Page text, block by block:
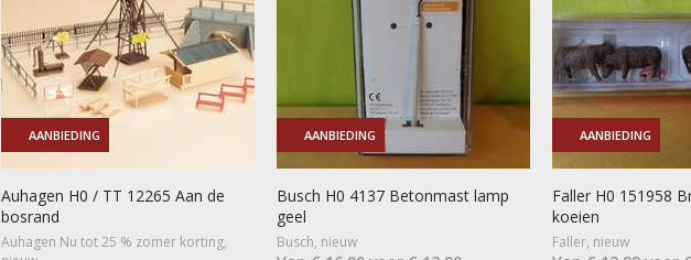
AANBIEDING
Auhagen H0 / TT 12265 Aan de
bosrand
Auhagen Nu tot 25 % zomer korting,
AANBIEDING
Busch H0 4137 Betonmast lamp
geel
Busch, nieuw
AANBIEDING
Faller H0 151958
koeien
Faller, nieuw